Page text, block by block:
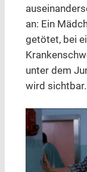
an: Ein
getötet, bei
unter dem
wird sichtbar.